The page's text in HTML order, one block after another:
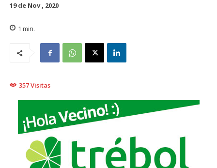
19 de Nov , 2020
1 min.
357Visitas